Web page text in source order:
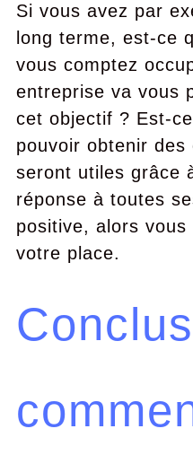
Si vous avez par
long terme, est-ce
vous comptez
entreprise va vous
cet objectif ? Est-
pouvoir obtenir des
seront utiles grâce
réponse à toutes
positive, alors
votre place.